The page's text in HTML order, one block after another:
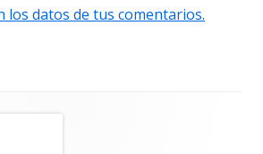
los datos de tus comentarios.